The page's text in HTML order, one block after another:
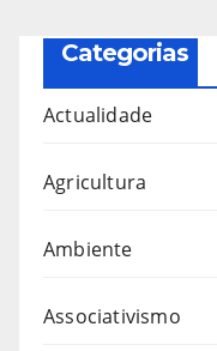
Categorias
Actualidade
Agricultura
Ambiente
Associativismo